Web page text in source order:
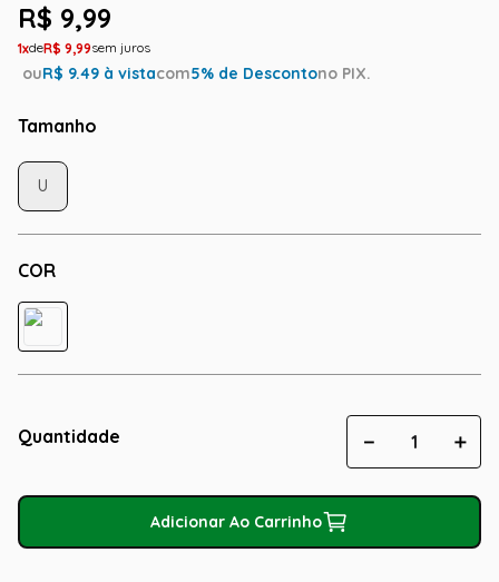
R$ 9,99
1 R$ 9,99
ouR$ 9.49 à vistacom5% de Descontono PIX.
Tamanho
COR
U
Quantidade ＋
－
Adicionar Ao Carrinho